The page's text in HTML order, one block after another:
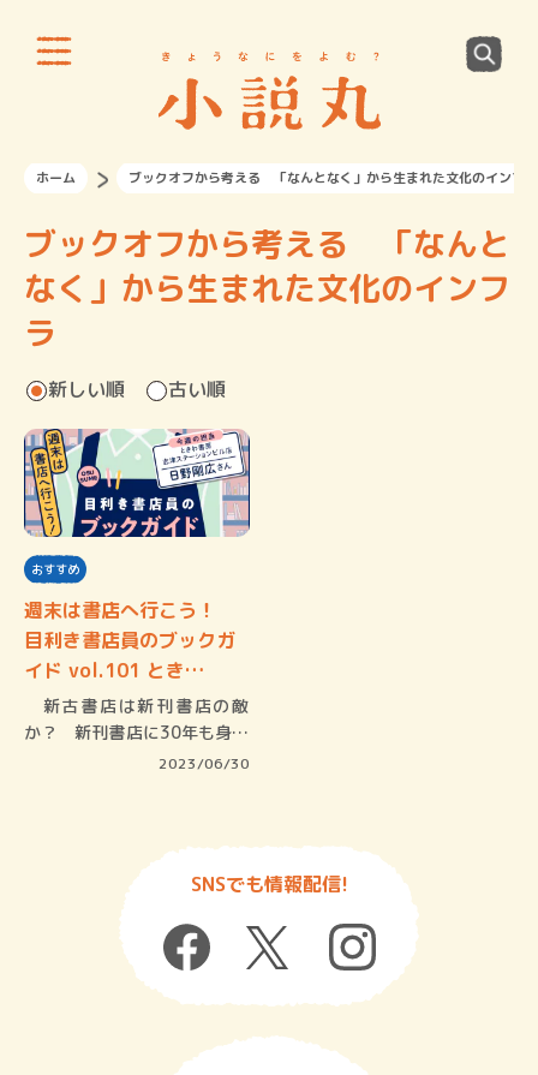
ホーム ブックオフから考える 「なんとなく」から生まれた文化のインフラ
ブックオフから考える 「なんと
なく」から生まれた文化のインフ
ラ
新しい順 古い順
おすすめ
週末は書店へ行こう！
目利き書店員のブックガ
イド vol.101 とき…
新古書店は新刊書店の敵
か？ 新刊書店に30年も身を
2023/06/30
SNSでも情報配信!